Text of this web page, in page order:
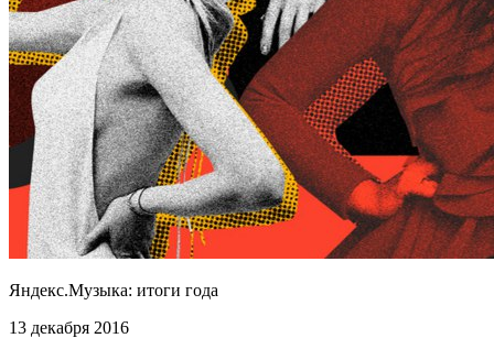
Яндекс.Музыка: итоги года
13 декабря 2016